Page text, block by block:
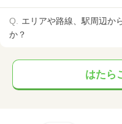
エリアや路線、駅周辺か
か？
はたら